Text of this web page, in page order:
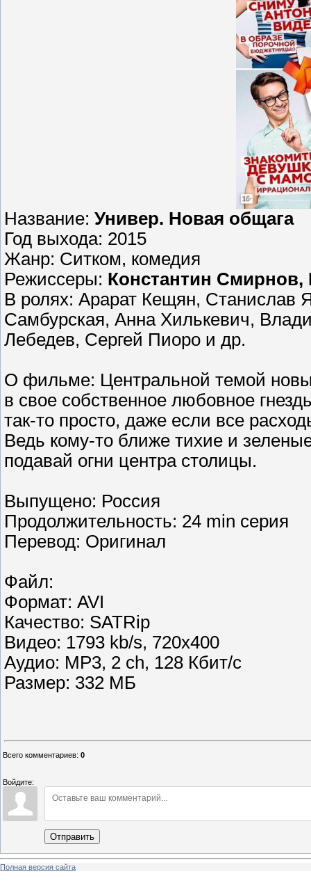
Название: Универ. Новая общага
Год выхода: 2015
Жанр: Ситком, комедия
Режиссеры: Константин
В ролях: Арарат Кещян, Станислав
Самбурская, Анна Хилькевич,
Лебедев, Сергей Пиоро и др.
О фильме: Центральной темой
в свое собственное любовное
так-то просто, даже если все
Ведь кому-то ближе тихие и
подавай огни центра столицы.
Выпущено: Россия
Продолжительность: 24 min серия
Перевод: Оригинал
Файл:
Формат: AVI
Качество: SATRip
Видео: 1793 kb/s, 720x400
Аудио: MP3, 2 ch, 128 Кбит/с
Размер: 332 МБ
Всего комментариев: 0
Войдите:
Отправить
Полная версия сайта